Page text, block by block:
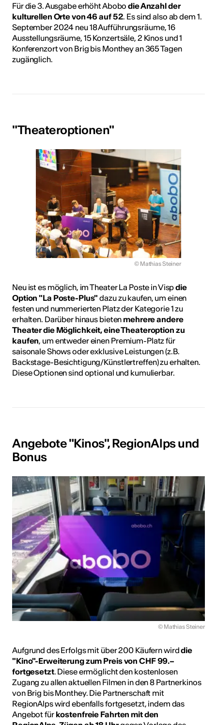
Für die 3. Ausgabe erhöht Abobo die Anzahl der
kulturellen Orte von 46 auf 52. Es sind also ab dem 1.
September 2024 neu 18 Aufführungsräume, 16
Ausstellungsräume, 15 Konzertsäle, 2 Kinos und 1
Konferenzort von Brig bis Monthey an 365 Tagen
zugänglich.
"Theateroptionen"
© Mathias Steiner
Neu ist es möglich, im Theater La Poste in Vispdie
Option "La Poste-Plus" dazu zu kaufen, um einen
festen und nummerierten Platz der Kategorie 1 zu
erhalten. Darüber hinaus bieten mehrere andere
Theater die Möglichkeit, eine Theateroption zu
kaufen, um entweder einen Premium-Platz für
saisonale Shows oder exklusive Leistungen (z.B.
Backstage-Besichtigung/Künstlertreffen) zu erhalten.
Diese Optionen sind optional und kumulierbar.
Angebote "Kinos", RegionAlps und
Bonus
© Mathias Steiner
Aufgrund des Erfolgs mit über 200 Käufern wirddie
"Kino"-Erweiterung zum Preis von CHF 99.–
fortgesetzt. Diese ermöglicht den kostenlosen
Zugang zu allen aktuellen Filmen in den 8 Partnerkinos
von Brig bis Monthey. Die Partnerschaft mit
RegionAlps wird ebenfalls fortgesetzt, indem das
Angebot für kostenfreie Fahrten mit den